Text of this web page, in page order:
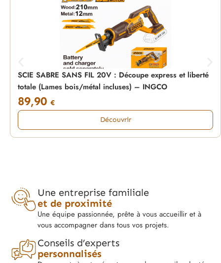
SCIE SABRE SANS FIL 20V : Découpe express et liberté
totale (Lames bois/métal incluses) – INGCO
89,90 €
Découvrir
Une entreprise familiale
et de proximité
Une équipe passionnée, prête à vous accueillir et à
vous accompagner dans tous vos projets.
Conseils d’experts
personnalisés